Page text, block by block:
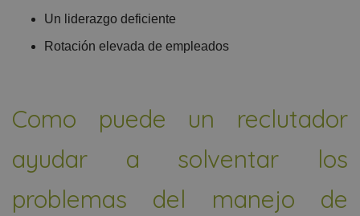
Un liderazgo deficiente
Rotación elevada de empleados
Como puede un reclutador
ayudar a solventar los
problemas del manejo de